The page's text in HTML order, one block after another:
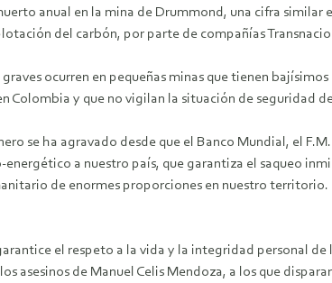
anual en la mina de Drummond, una cifra
del carbón, por parte de compañías
ocurren en pequeñas minas que tienen
Colombia y que no vigilan la situación de seguridad
se ha agravado desde que el Banco Mundial, el
a nuestro país, que garantiza el saqueo
de enormes proporciones en nuestro territorio.
el respeto a la vida y la integridad personal
asesinos de Manuel Celis Mendoza, a los que